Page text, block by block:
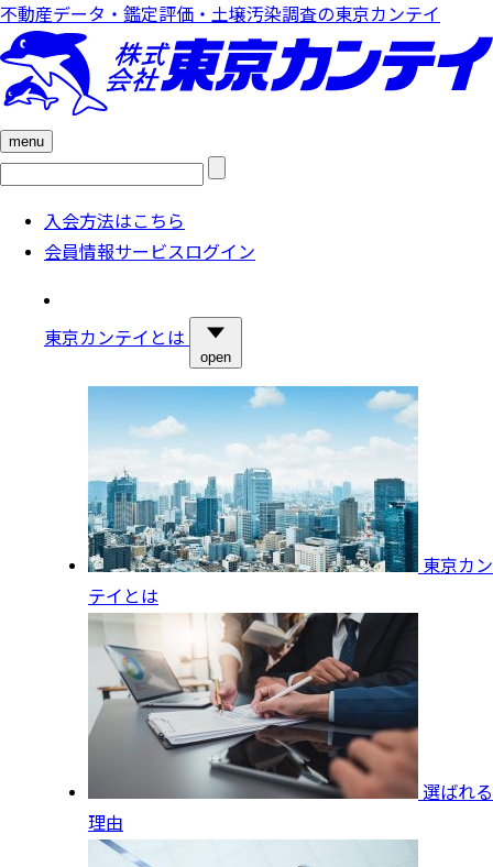
不動産データ・鑑定評価・土壌汚染調査の東京カンテイ
menu
検
入会方法はこちら
会員情報サービスログイン
東京カンテイとは
open
東京カン
テイとは
選ばれる
理由